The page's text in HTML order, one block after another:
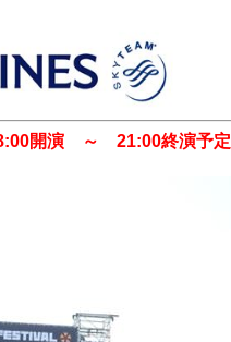
開演 ～ 21:00終演予定